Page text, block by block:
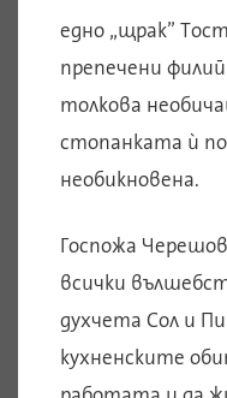
едно „щрак”
препечени
толкова
стопанката ѝ
необикновена.
Госпожа
всички
духчета Сол и
кухненските